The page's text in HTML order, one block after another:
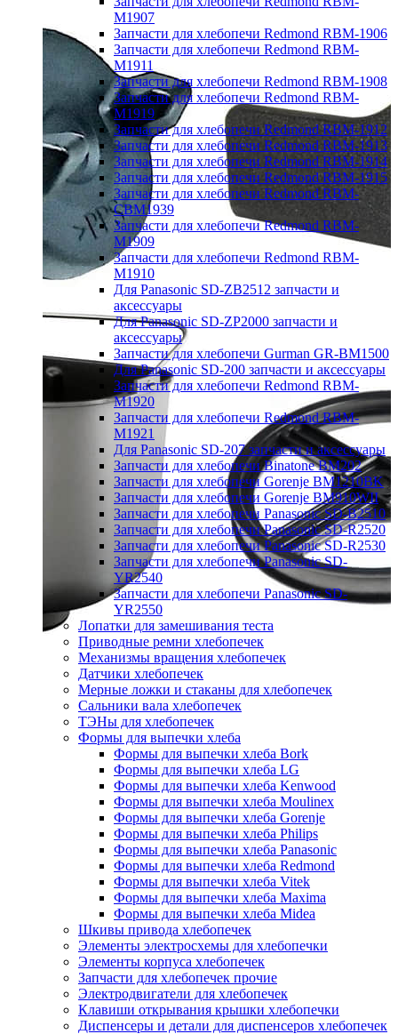
M1907
Запчасти для хлебопечи Redmond RBM-1906
Запчасти для хлебопечи Redmond RBM-
M1911
Запчасти для хлебопечи Redmond RBM-1908
Запчасти для хлебопечи Redmond RBM-
M1919
Запчасти для хлебопечи Redmond RBM-1912
Запчасти для хлебопечи Redmond RBM-1913
Запчасти для хлебопечи Redmond RBM-1914
Запчасти для хлебопечи Redmond RBM-1915
Запчасти для хлебопечи Redmond RBM-
CBM1939
Запчасти для хлебопечи Redmond RBM-
M1909
Запчасти для хлебопечи Redmond RBM-
M1910
Для Panasonic SD-ZB2512 запчасти и
аксессуары
Для Panasonic SD-ZP2000 запчасти и
аксессуары
Запчасти для хлебопечи Gurman GR-BM1500
Для Panasonic SD-200 запчасти и аксессуары
Запчасти для хлебопечи Redmond RBM-
M1920
Запчасти для хлебопечи Redmond RBM-
M1921
Для Panasonic SD-207 запчасти и аксессуары
Запчасти для хлебопечи Binatone BM202
Запчасти для хлебопечи Gorenje BM1210BK
Запчасти для хлебопечи Gorenje BM910WII
Запчасти для хлебопечи Panasonic SD-B2510
Запчасти для хлебопечи Panasonic SD-R2520
Запчасти для хлебопечи Panasonic SD-R2530
Запчасти для хлебопечи Panasonic SD-
YR2540
Запчасти для хлебопечи Panasonic SD-
YR2550
Лопатки для замешивания теста
Приводные ремни хлебопечек
Механизмы вращения хлебопечек
Датчики хлебопечек
Мерные ложки и стаканы для хлебопечек
Сальники вала хлебопечек
ТЭНы для хлебопечек
Формы для выпечки хлеба
Формы для выпечки хлеба Bork
Формы для выпечки хлеба LG
Формы для выпечки хлеба Kenwood
Формы для выпечки хлеба Moulinex
Формы для выпечки хлеба Gorenje
Формы для выпечки хлеба Philips
Формы для выпечки хлеба Panasonic
Формы для выпечки хлеба Redmond
Формы для выпечки хлеба Vitek
Формы для выпечки хлеба Maxima
Формы для выпечки хлеба Midea
Шкивы привода хлебопечек
Элементы электросхемы для хлебопечки
Элементы корпуса хлебопечек
Запчасти для хлебопечек прочие
Электродвигатели для хлебопечек
Клавиши открывания крышки хлебопечки
Диспенсеры и детали для диспенсеров хлебопечек